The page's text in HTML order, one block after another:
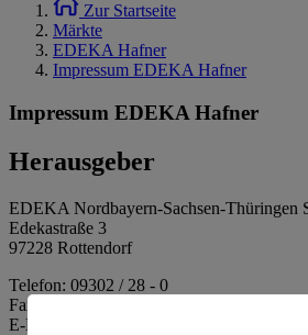
Zur Startseite
Märkte
EDEKA Hafner
Impressum EDEKA Hafner
Impressum EDEKA Hafner
Herausgeber
EDEKA Nordbayern-Sachsen-Thüringen
Edekastraße 3
97228 Rottendorf
Telefon: 09302 / 28 - 0
Fax: 09302 / 28 - 214
E-Mail: info@edeka.de